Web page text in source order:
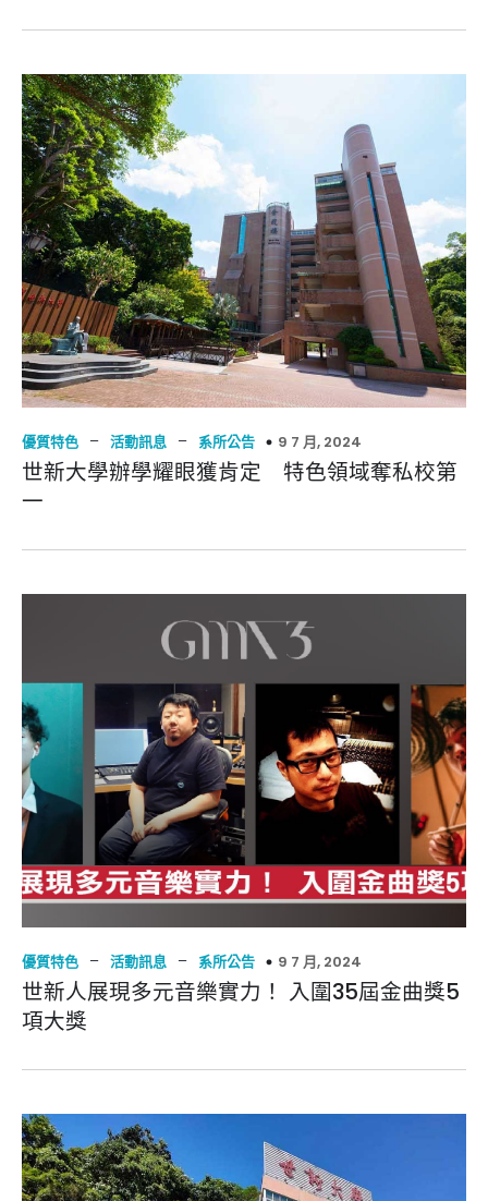
優質特色 – 活動訊息 – 系所公告 9 7 月, 2024
世新大學辦學耀眼獲肯定 特色領域奪私校第
一
優質特色 – 活動訊息 – 系所公告 9 7 月, 2024
世新人展現多元音樂實力！ 入圍35屆金曲獎5
項大獎